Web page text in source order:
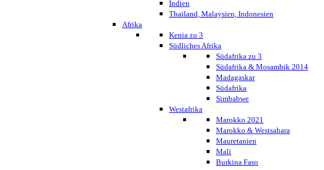
Indien
Thailand, Malaysien, Indonesien
Afrika
Kenia zu 3
Südliches Afrika
Südafrika zu 3
Südafrika & Mosambik 2014
Madagaskar
Südafrika
Simbabwe
Westafrika
Marokko 2021
Marokko & Westsahara
Mauretanien
Mali
Burkina Faso